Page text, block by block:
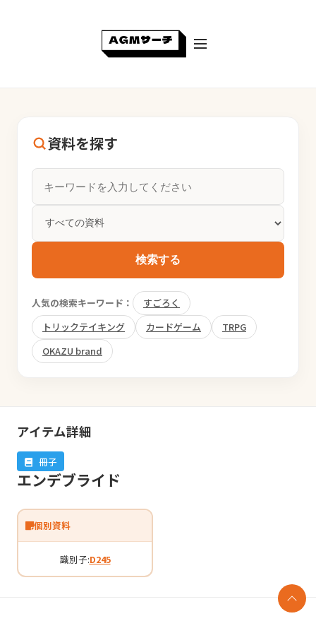
資料を探す
検索する
人気の検索キーワード：
すごろく
トリックテイキング
カードゲーム
TRPG
OKAZU brand
アイテム詳細
冊子
エンデブライド
個別資料
識別子:D245